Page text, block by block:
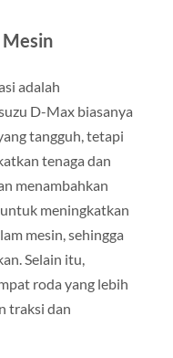
adalah
D-Max biasanya
tangguh, tetapi
tenaga dan
menambahkan
meningkatkan
mesin, sehingga
Selain itu,
roda yang lebih
traksi dan